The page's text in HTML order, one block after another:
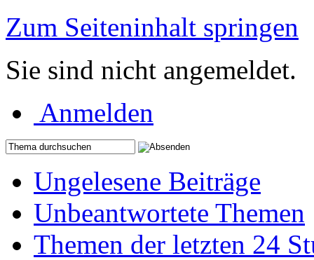
Zum Seiteninhalt springen
Sie sind nicht angemeldet.
Anmelden
Ungelesene Beiträge
Unbeantwortete Themen
Themen der letzten 24